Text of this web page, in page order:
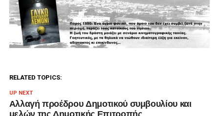
RELATED TOPICS:
UP NEXT
Αλλαγή προέδρου Δημοτικού συμβουλίου και
μελών της Δημοτικής Επιτροπής